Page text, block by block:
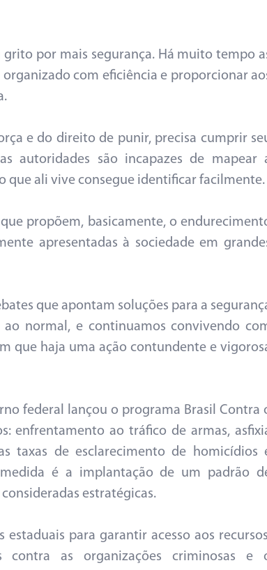
por mais segurança. Há muito tempo
com eficiência e proporcionar
e do direito de punir, precisa cumprir
autoridades são incapazes de mapear
que ali vive consegue identificar facilmente.
propõem, basicamente, o
apresentadas à sociedade em
que apontam soluções para a
normal, e continuamos convivendo
que haja uma ação contundente e
federal lançou o programa Brasil Contra
enfrentamento ao tráfico de armas,
taxas de esclarecimento de homicídios
é a implantação de um padrão
estratégicas.
para garantir acesso aos
contra as organizações criminosas e